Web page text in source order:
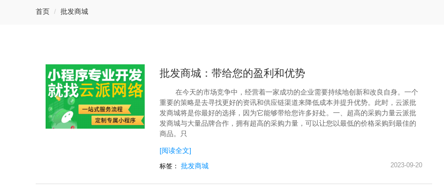
首页 批发商城
批发商城：带给您的盈利和优势
在今天的市场竞争中，经营着一家成功的企业需要持续地创新和改良自身。一个
重要的策略是去寻找更好的资讯和供应链渠道来降低成本并提升优势。此时，云派批
发商城将是你最好的选择，因为它能够带给您许多好处。一、超高的采购力量云派批
发商城与大量品牌合作，拥有超高的采购力量，可以让您以最低的价格采购到最佳的
商品。只
[阅读全文]
标签： 批发商城 2023-09-20